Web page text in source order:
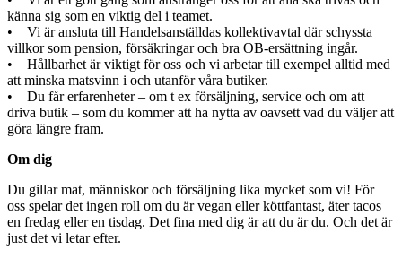
känna sig som en viktig del i teamet.
• Vi är ansluta till Handelsanställdas kollektivavtal där schyssta
villkor som pension, försäkringar och bra OB-ersättning ingår.
• Hållbarhet är viktigt för oss och vi arbetar till exempel alltid med
att minska matsvinn i och utanför våra butiker.
• Du får erfarenheter – om t ex försäljning, service och om att
driva butik – som du kommer att ha nytta av oavsett vad du väljer att
göra längre fram.
Om dig
Du gillar mat, människor och försäljning lika mycket som vi! För
oss spelar det ingen roll om du är vegan eller köttfantast, äter tacos
en fredag eller en tisdag. Det fina med dig är att du är du. Och det är
just det vi letar efter.